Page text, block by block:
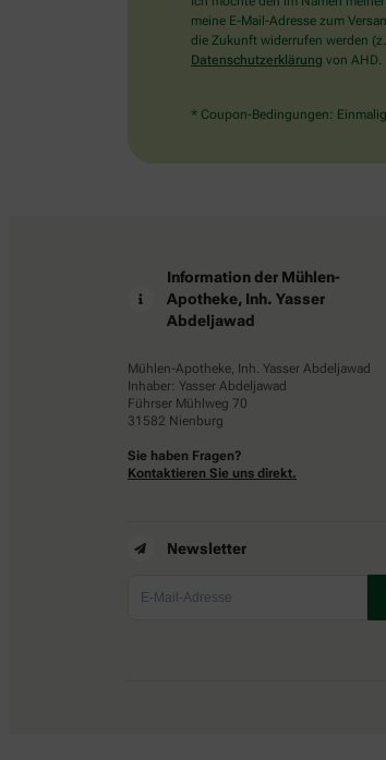
meine E-Mail-Adresse zum
die Zukunft widerrufen werden
Datenschutzerklärung von AHD.
* Coupon-Bedingungen:
Information der Mühlen-
Apotheke, Inh. Yasser
Abdeljawad
Mühlen-Apotheke, Inh. Yasser Abdeljawad
Inhaber: Yasser Abdeljawad
Führser Mühlweg 70
31582 Nienburg
Sie haben Fragen?
Kontaktieren Sie uns direkt.
Newsletter